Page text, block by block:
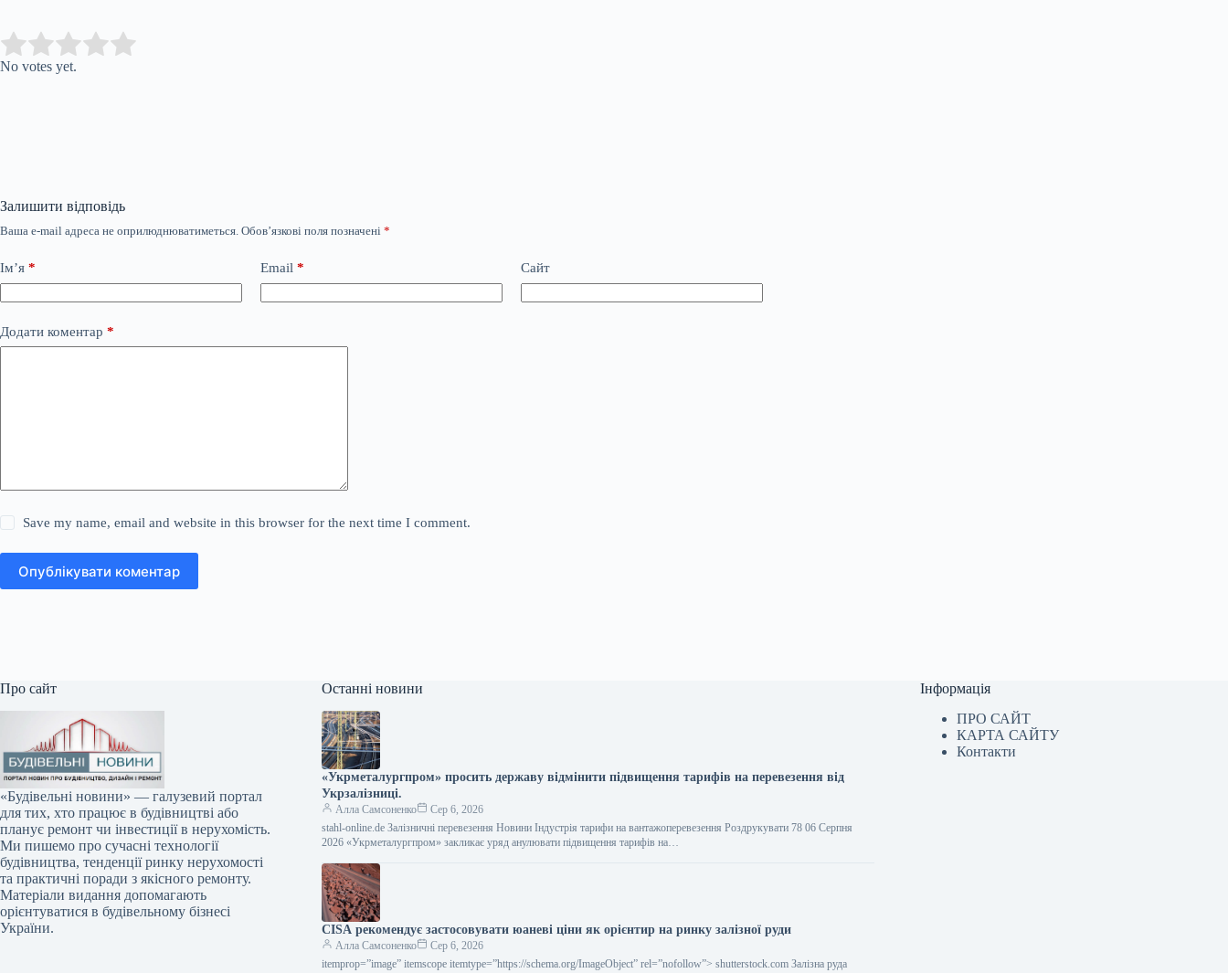
Rate this item:
No votes yet.
Залишити відповідь
Ваша e-mail адреса не оприлюднюватиметься. Обов’язкові поля позначені *
Ім’я * Email * Сайт
Додати коментар *
Save my name, email and website in this browser for the next time I comment.
Опублікувати коментар
Про сайт
«Будівельні новини» — галузевий портал
для тих, хто працює в будівництві або
планує ремонт чи інвестиції в нерухомість.
Ми пишемо про сучасні технології
будівництва, тенденції ринку нерухомості
та практичні поради з якісного ремонту.
Матеріали видання допомагають
орієнтуватися в будівельному бізнесі
України.
Останні новини
«Укрметалургпром» просить державу відмінити підвищення тарифів на перевезення від
Укрзалізниці.
Алла Самсоненко
Сер 6, 2026
stahl-online.de Залізничні перевезення Новини Індустрія тарифи на вантажоперевезення Роздрукувати 78 06 Серпня
2026 «Укрметалургпром» закликає уряд анулювати підвищення тарифів на…
CISA рекомендує застосовувати юаневі ціни як орієнтир на ринку залізної руди
Алла Самсоненко
Сер 6, 2026
itemprop=”image” itemscope itemtype=”https://schema.org/ImageObject” rel=”nofollow”> shutterstock.com Залізна руда
Інформація
ПРО САЙТ
КАРТА САЙТУ
Контакти